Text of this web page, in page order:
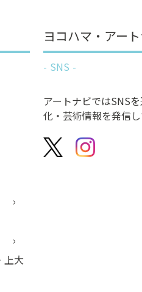
上大
ヨコハマ・アー
SNS
アートナビではSNS
化・芸術情報を発信